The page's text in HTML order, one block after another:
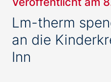
Lm-therm
an die
Inn